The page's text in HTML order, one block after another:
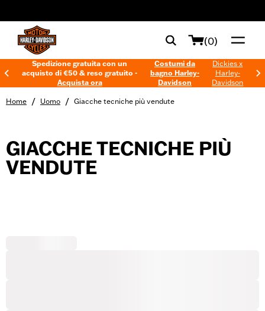
(0)
Spedizione gratuita con un
acquisto di €50 & reso gratuito -
Acquista ora
Costumi da
bagno Harley-
Davidson
Dickies x
Harley-
Davidson
Home / Uomo / Giacche tecniche più vendute
GIACCHE TECNICHE PIÙ
VENDUTE